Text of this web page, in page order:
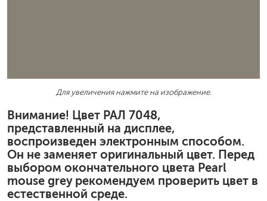
Для увеличения нажмите на изображение.
Внимание! Цвет РАЛ 7048,
представленный на дисплее,
воспроизведен электронным способом.
Он не заменяет оригинальный цвет. Перед
выбором окончательного цвета Pearl
mouse grey рекомендуем проверить цвет в
естественной среде.